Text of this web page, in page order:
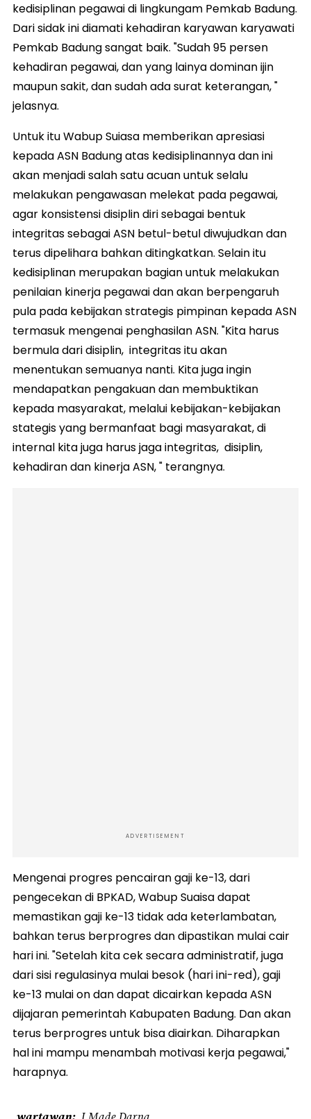
kedisiplinan pegawai di lingkungam Pemkab Badung.
Dari sidak ini diamati kehadiran karyawan karyawati
Pemkab Badung sangat baik. "Sudah 95 persen
kehadiran pegawai, dan yang lainya dominan ijin
maupun sakit, dan sudah ada surat keterangan, "
jelasnya.
Untuk itu Wabup Suiasa memberikan apresiasi
kepada ASN Badung atas kedisiplinannya dan ini
akan menjadi salah satu acuan untuk selalu
melakukan pengawasan melekat pada pegawai,
agar konsistensi disiplin diri sebagai bentuk
integritas sebagai ASN betul-betul diwujudkan dan
terus dipelihara bahkan ditingkatkan. Selain itu
kedisiplinan merupakan bagian untuk melakukan
penilaian kinerja pegawai dan akan berpengaruh
pula pada kebijakan strategis pimpinan kepada ASN
termasuk mengenai penghasilan ASN. "Kita harus
bermula dari disiplin, integritas itu akan
menentukan semuanya nanti. Kita juga ingin
mendapatkan pengakuan dan membuktikan
kepada masyarakat, melalui kebijakan-kebijakan
stategis yang bermanfaat bagi masyarakat, di
internal kita juga harus jaga integritas, disiplin,
kehadiran dan kinerja ASN, " terangnya.
ADVERTISEMENT
Mengenai progres pencairan gaji ke-13, dari
pengecekan di BPKAD, Wabup Suaisa dapat
memastikan gaji ke-13 tidak ada keterlambatan,
bahkan terus berprogres dan dipastikan mulai cair
hari ini. "Setelah kita cek secara administratif, juga
dari sisi regulasinya mulai besok (hari ini-red), gaji
ke-13 mulai on dan dapat dicairkan kepada ASN
dijajaran pemerintah Kabupaten Badung. Dan akan
terus berprogres untuk bisa diairkan. Diharapkan
hal ini mampu menambah motivasi kerja pegawai,"
harapnya.